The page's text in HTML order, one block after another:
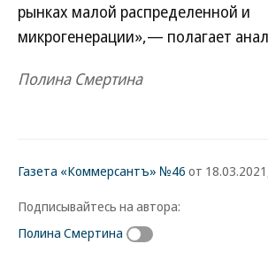
рынках малой распределенной и
микрогенерации»,— полагает
Полина Смертина
Газета «Коммерсантъ» №46 от
Подписывайтесь на автора:
Полина Смертина